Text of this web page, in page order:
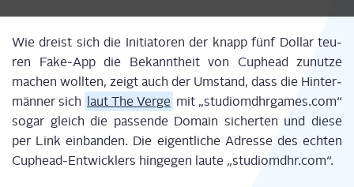
Wie dreist sich die Initia­to­ren der knapp fünf Dol­lar teu­
ren Fake-App die Bekannt­heit von Cup­head zunut­ze
machen woll­ten, zeigt auch der Umstand, dass die Hin­ter­
män­ner sich
laut The Ver­ge mit „studiomdhrgames.com“
sogar gleich die pas­sen­de Domain sicher­ten und die­se
per Link ein­ban­den. Die eigent­li­che Adres­se des ech­ten
Cup­head-Ent­wick­lers hin­ge­gen lau­te „studiomdhr.com“.